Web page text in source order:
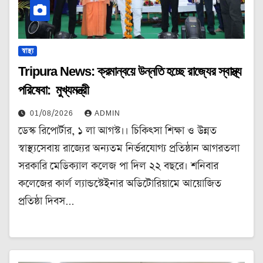
স্বাস্থ্য
Tripura News: ক্রমান্বয়ে উন্নতি হচ্ছে রাজ্যের স্বাস্থ্য
পরিষেবা: মুখ্যমন্ত্রী
01/08/2026 ADMIN
ডেস্ক রিপোর্টার, ১ লা আগস্ট।। চিকিৎসা শিক্ষা ও উন্নত
স্বাস্থ্যসেবায় রাজ্যের অন্যতম নির্ভরযোগ্য প্রতিষ্ঠান আগরতলা
সরকারি মেডিক্যাল কলেজ পা দিল ২২ বছরে। শনিবার
কলেজের কার্ল ল্যান্ডস্টেইনার অডিটোরিয়ামে আয়োজিত
প্রতিষ্ঠা দিবস…